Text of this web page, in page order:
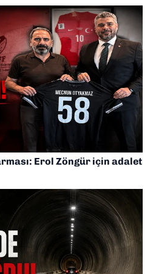
Erol Zöngür için adalet